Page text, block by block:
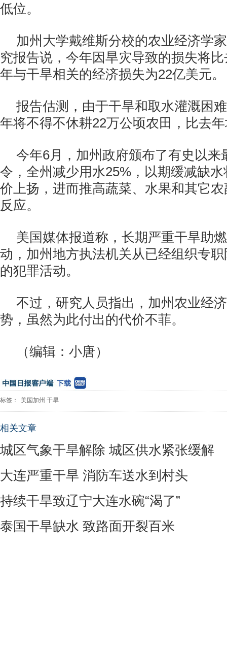
低位。
加州大学戴维斯分校的农业经济学
究报告说，今年因旱灾导致的损失将
年与干旱相关的经济损失为22亿美元。
报告估测，由于干旱和取水灌溉困
年将不得不休耕22万公顷农田，比去
今年6月，加州政府颁布了有史以来
令，全州减少用水25%，以期缓减缺
价上扬，进而推高蔬菜、水果和其它
反应。
美国媒体报道称，长期严重干旱助
动，加州地方执法机关从已经组织专
的犯罪活动。
不过，研究人员指出，加州农业经
势，虽然为此付出的代价不菲。
（编辑：小唐）
标签： 美国加州 干旱
相关文章
城区气象干旱解除 城区供水紧张缓解
大连严重干旱 消防车送水到村头
持续干旱致辽宁大连水碗“渴了”
泰国干旱缺水 致路面开裂百米